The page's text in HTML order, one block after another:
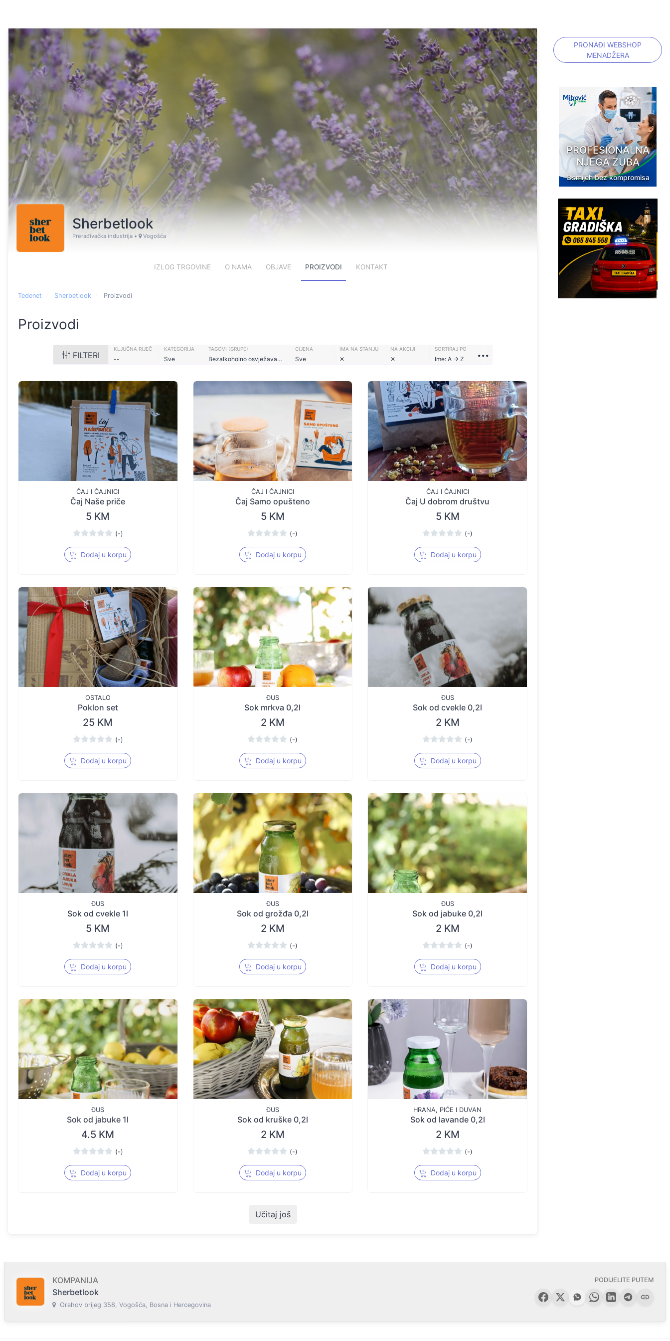
Sherbetlook
Prerađivačka industrija • Vogošća
IZLOG TRGOVINE O NAMA OBJAVE PROIZVODI KONTAKT
Tedenet Sherbetlook Proizvodi
Proizvodi
FILTERI
KLJUČNA RIJEČ
--
KATEGORIJA
Sve
TAGOVI (GRUPE)
Bezalkoholno osvježavajuće piće
CIJENA
Sve
IMA NA STANJU
✕
NA AKCIJI
✕
SORTIRAJ PO
Ime: A -> Z ...
ČAJ I ČAJNICI
Čaj Naše priče
5 KM
(-)
Dodaj u korpu
ČAJ I ČAJNICI
Čaj Samo opušteno
5 KM
(-)
Dodaj u korpu
ČAJ I ČAJNICI
Čaj U dobrom društvu
5 KM
(-)
Dodaj u korpu
OSTALO
Poklon set
25 KM
(-)
Dodaj u korpu
ĐUS
Sok mrkva 0,2l
2 KM
(-)
Dodaj u korpu
ĐUS
Sok od cvekle 0,2l
2 KM
(-)
Dodaj u korpu
ĐUS
Sok od cvekle 1l
5 KM
(-)
Dodaj u korpu
ĐUS
Sok od grožđa 0,2l
2 KM
(-)
Dodaj u korpu
ĐUS
Sok od jabuke 0,2l
2 KM
(-)
Dodaj u korpu
ĐUS
Sok od jabuke 1l
4.5 KM
(-)
Dodaj u korpu
ĐUS
Sok od kruške 0,2l
2 KM
(-)
Dodaj u korpu
HRANA, PIĆE I DUVAN
Sok od lavande 0,2l
2 KM
(-)
Dodaj u korpu
Učitaj još
KOMPANIJA
Sherbetlook
Orahov brijeg 358, Vogošća, Bosna i Hercegovina
PODIJELITE PUTEM
PRONAĐI WEBSHOP
MENADŽERA
PROFESIONALNA
NJEGA ZUBA
Osmijeh bez kompromisa